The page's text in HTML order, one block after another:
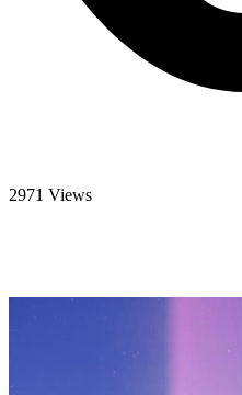
2971 Views